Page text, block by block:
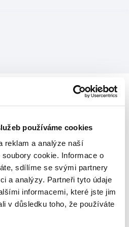
používáme cookies
reklam a analýze naší
cookie. Informace o
sdílíme se svými partnery
a analýzy. Partneři tyto údaje
informacemi, které jste jim
v důsledku toho, že používáte
v mojeEUC